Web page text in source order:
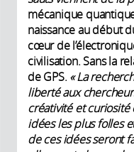
mécanique
naissance au début
cœur de
civilisation. Sans la
de GPS. « La
liberté aux
créativité et curiosité
idées les plus folles
de ces idées seront